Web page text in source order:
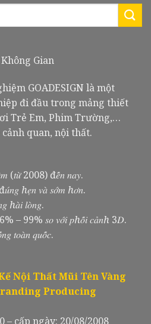
Không Gian
GOADESIGN là một
đi đầu trong mảng thiết
Trẻ Em, Phim Trường,…
quan, nội thất.
(𝑡𝑢̛̀ 2008) đ𝑒̂́𝑛 𝑛𝑎𝑦.
ℎ𝑒̣𝑛 𝑣𝑎̀ 𝑠𝑜̛́𝑚 ℎ𝑜̛𝑛.
ℎ𝑎̀𝑖 𝑙𝑜̀𝑛𝑔.
– 99% 𝑠𝑜 𝑣𝑜̛́𝑖 𝑝ℎ𝑜̂́𝑖 𝑐𝑎̉𝑛ℎ 3𝐷.
𝑡𝑜𝑎̀𝑛 𝑞𝑢𝑜̂́𝑐.
Nội Thất Mũi Tên Vàng
Producing
– cấp ngày: 20/08/2008